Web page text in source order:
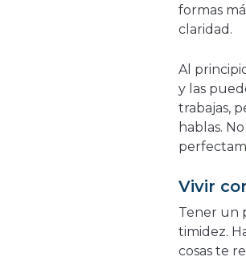
formas
claridad.
Al
y las
trabajas,
hablas.
Vivir
Tener un
timidez.
cosas te